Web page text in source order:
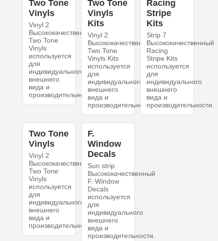
Two Tone
Vinyls
Vinyl 2
Высококачественный
Two Tone
Vinyls
используется
для
индивидуального
внешнего
вида и
производительности.
Two Tone
Vinyls
Kits
Vinyl 2
Высококачественный
Two Tone
Vinyls Kits
используется
для
индивидуального
внешнего
вида и
производительности.
Racing
Stripe
Kits
Strip 7
Высококачественный
Racing
Stripe Kits
используется
для
индивидуального
внешнего
вида и
производительности.
Two Tone
Vinyls
Vinyl 2
Высококачественный
Two Tone
Vinyls
используется
для
индивидуального
внешнего
вида и
производительности.
F.
Window
Decals
Sun strip
Высококачественный
F. Window
Decals
используется
для
индивидуального
внешнего
вида и
производительности.